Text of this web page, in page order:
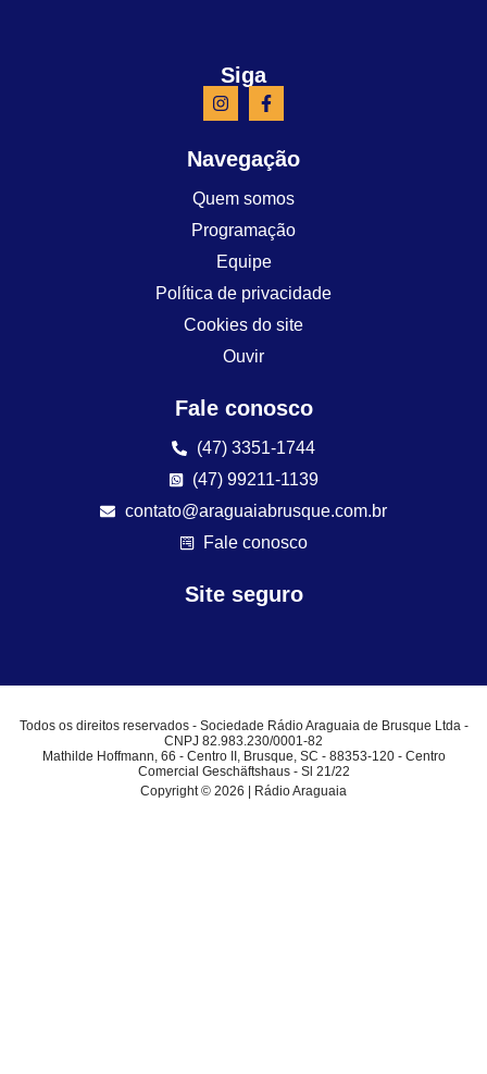
Siga
Navegação
Quem somos
Programação
Equipe
Política de privacidade
Cookies do site
Ouvir
Fale conosco
(47) 3351-1744
(47) 99211-1139
contato@araguaiabrusque.com.br
Fale conosco
Site seguro
Todos os direitos reservados - Sociedade Rádio Araguaia de Brusque Ltda -
CNPJ 82.983.230/0001-82
Mathilde Hoffmann, 66 - Centro II, Brusque, SC - 88353-120 - Centro
Comercial Geschäftshaus - Sl 21/22
Copyright © 2026 | Rádio Araguaia